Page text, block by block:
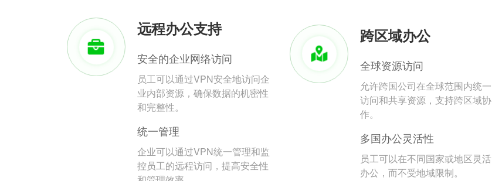
远程办公支持
安全的企业网络访问
员工可以通过VPN安全地访问企
业内部资源，确保数据的机密性
和完整性。
统一管理
企业可以通过VPN统一管理和监
控员工的远程访问，提高安全性
跨区域办公
全球资源访问
允许跨国公司在全球范围内统一
访问和共享资源，支持跨区域协
作。
多国办公灵活性
员工可以在不同国家或地区灵活
办公，而不受地域限制。